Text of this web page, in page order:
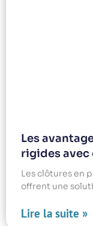
Les
rigides
Les clôtures en
offrent une
Lire la suite »